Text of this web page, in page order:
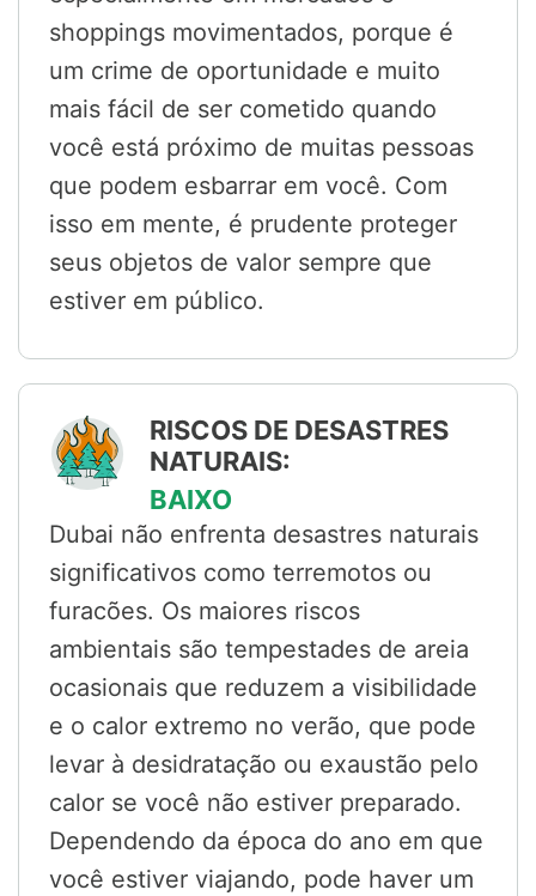
shoppings movimentados, porque é
um crime de oportunidade e muito
mais fácil de ser cometido quando
você está próximo de muitas pessoas
que podem esbarrar em você. Com
isso em mente, é prudente proteger
seus objetos de valor sempre que
estiver em público.
RISCOS DE DESASTRES
NATURAIS:
BAIXO
Dubai não enfrenta desastres naturais
significativos como terremotos ou
furacões. Os maiores riscos
ambientais são tempestades de areia
ocasionais que reduzem a visibilidade
e o calor extremo no verão, que pode
levar à desidratação ou exaustão pelo
calor se você não estiver preparado.
Dependendo da época do ano em que
você estiver viajando, pode haver um